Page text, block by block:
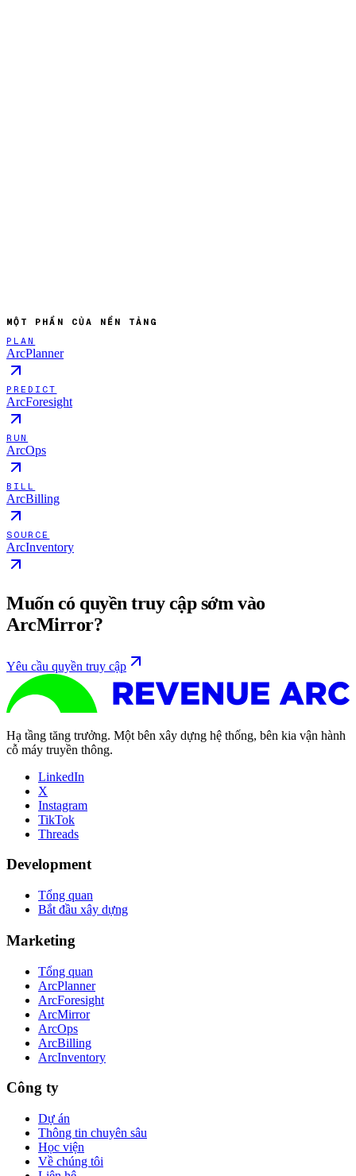
MỘT PHẦN CỦA NỀN TẢNG
PLAN
ArcPlanner
PREDICT
ArcForesight
RUN
ArcOps
BILL
ArcBilling
SOURCE
ArcInventory
Muốn có quyền truy cập sớm vào
ArcMirror?
Yêu cầu quyền truy cập
Hạ tầng tăng trưởng. Một bên xây dựng hệ thống, bên kia vận hành
cỗ máy truyền thông.
LinkedIn
X
Instagram
TikTok
Threads
Development
Tổng quan
Bắt đầu xây dựng
Marketing
Tổng quan
ArcPlanner
ArcForesight
ArcMirror
ArcOps
ArcBilling
ArcInventory
Công ty
Dự án
Thông tin chuyên sâu
Học viện
Về chúng tôi